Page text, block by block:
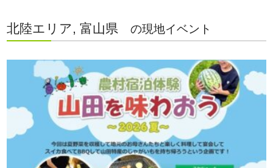
北陸エリア, 富山県 の現地イベント